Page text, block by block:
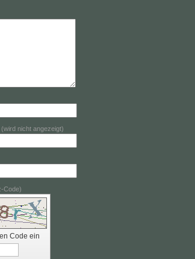
(wird nicht angezeigt)
Code)
Code ein